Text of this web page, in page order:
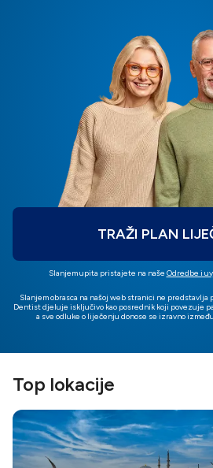
TRAŽI PLAN
Slanjem upita pristajete na naše Odredbe i
Slanjem obrasca na našoj web stranici ne predstavlja
Dentist djeluje isključivo kao posrednik koji povezuje
a sve odluke o liječenju donose se izravno
Top lokacije